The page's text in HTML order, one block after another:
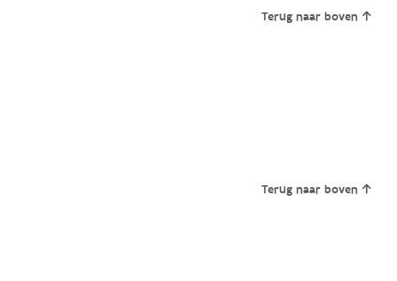
Terug naar boven
Terug naar boven